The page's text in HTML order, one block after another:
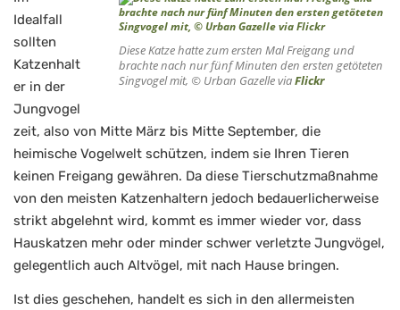
Diese Katze hatte zum ersten Mal Freigang und
brachte nach nur fünf Minuten den ersten getöteten
Singvogel mit, © Urban Gazelle viaFlickr
Idealfall
sollten
Katzenhalt
er in der
Jungvogel
zeit, also von Mitte März bis Mitte September, die
heimische Vogelwelt schützen, indem sie Ihren Tieren
keinen Freigang gewähren. Da diese Tierschutzmaßnahme
von den meisten Katzenhaltern jedoch bedauerlicherweise
strikt abgelehnt wird, kommt es immer wieder vor, dass
Hauskatzen mehr oder minder schwer verletzte Jungvögel,
gelegentlich auch Altvögel, mit nach Hause bringen.
Ist dies geschehen, handelt es sich in den allermeisten